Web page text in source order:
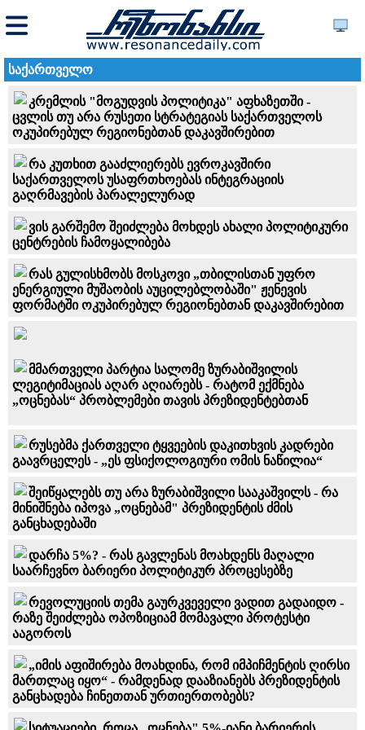
საქართველო
კრემლის "მოგუდვის პოლიტიკა" აფხაზეთში -
ცვლის თუ არა რუსეთი სტრატეგიას საქართველოს
ოკუპირებულ რეგიონებთან დაკავშირებით
რა კუთხით გააძლიერებს ევროკავშირი
საქართველოს უსაფრთხოებას ინტეგრაციის
გაღრმავების პარალელურად
ვის გარშემო შეიძლება მოხდეს ახალი პოლიტიკური
ცენტრების ჩამოყალიბება
რას გულისხმობს მოსკოვი „თბილისთან უფრო
ენერგიული მუშაობის აუცილებლობაში" ჟენევის
ფორმატში ოკუპირებულ რეგიონებთან დაკავშირებით
მმართველი პარტია სალომე ზურაბიშვილის
ლეგიტიმაციას აღარ აღიარებს - რატომ ექმნება
„ოცნებას“ პრობლემები თავის პრეზიდენტებთან
რუსებმა ქართველი ტყვეების დაკითხვის კადრები
გაავრცელეს - „ეს ფსიქოლოგიური ომის ნაწილია“
შეიწყალებს თუ არა ზურაბიშვილი სააკაშვილს - რა
მინიშნება იპოვა „ოცნებამ" პრეზიდენტის ძმის
განცხადებაში
დარჩა 5%? - რას გავლენას მოახდენს მაღალი
საარჩევნო ბარიერი პოლიტიკურ პროცესებზე
რევოლუციის თემა გაურკვეველი ვადით გადაიდო -
რაზე შეიძლება ოპოზიციამ მომავალი პროტესტი
ააგოროს
„იმის აფიშირება მოახდინა, რომ იმპიჩმენტის ღირსი
მართლაც იყო“ - რამდენად დააზიანებს პრეზიდენტის
განცხადება ჩინეთთან ურთიერთობებს?